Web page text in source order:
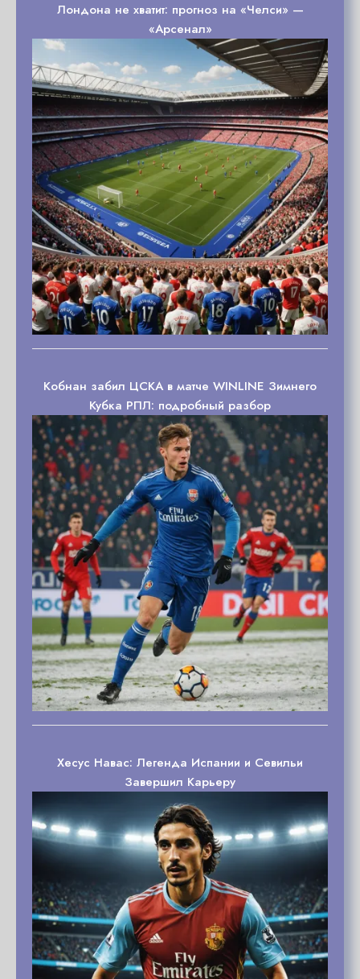
Лондона не хватит: прогноз на «Челси» —
«Арсенал»
Кобнан забил ЦСКА в матче WINLINE Зимнего
Кубка РПЛ: подробный разбор
Хесус Навас: Легенда Испании и Севильи
Завершил Карьеру